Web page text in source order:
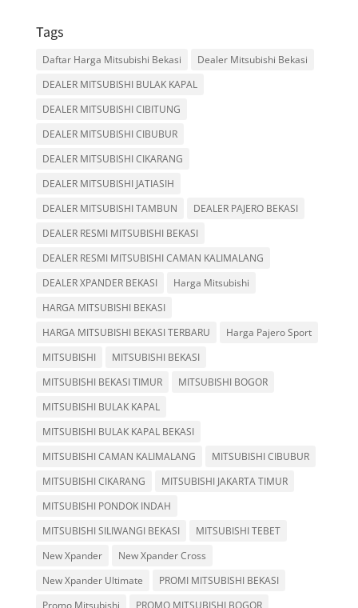
Tags
Daftar Harga Mitsubishi Bekasi
Dealer Mitsubishi Bekasi
DEALER MITSUBISHI BULAK KAPAL
DEALER MITSUBISHI CIBITUNG
DEALER MITSUBISHI CIBUBUR
DEALER MITSUBISHI CIKARANG
DEALER MITSUBISHI JATIASIH
DEALER MITSUBISHI TAMBUN
DEALER PAJERO BEKASI
DEALER RESMI MITSUBISHI BEKASI
DEALER RESMI MITSUBISHI CAMAN KALIMALANG
DEALER XPANDER BEKASI
Harga Mitsubishi
HARGA MITSUBISHI BEKASI
HARGA MITSUBISHI BEKASI TERBARU
Harga Pajero Sport
MITSUBISHI
MITSUBISHI BEKASI
MITSUBISHI BEKASI TIMUR
MITSUBISHI BOGOR
MITSUBISHI BULAK KAPAL
MITSUBISHI BULAK KAPAL BEKASI
MITSUBISHI CAMAN KALIMALANG
MITSUBISHI CIBUBUR
MITSUBISHI CIKARANG
MITSUBISHI JAKARTA TIMUR
MITSUBISHI PONDOK INDAH
MITSUBISHI SILIWANGI BEKASI
MITSUBISHI TEBET
New Xpander
New Xpander Cross
New Xpander Ultimate
PROMI MITSUBISHI BEKASI